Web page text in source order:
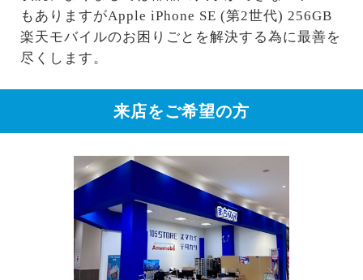
もありますがApple iPhone SE (第2世代) 256GB
楽天モバイルのお困りごとを解決する為に最善を
尽くします。
来店をご希望の方